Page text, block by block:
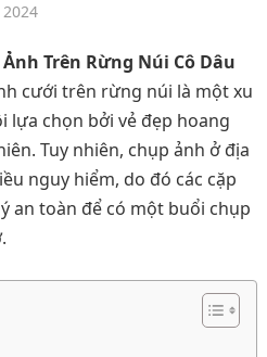
Trên Rừng Núi Cô Dâu
cưới trên rừng núi là một xu
lựa chọn bởi vẻ đẹp hoang
Tuy nhiên, chụp ảnh ở địa
nguy hiểm, do đó các cặp
an toàn để có một buổi chụp